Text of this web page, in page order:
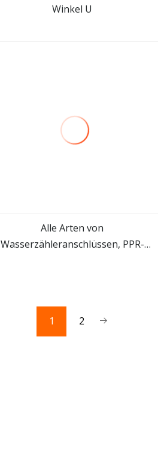
mehr sehen
Winkel U
mehr sehen
Alle Arten von
Wasserzähleranschlüssen, PPR-
1 2